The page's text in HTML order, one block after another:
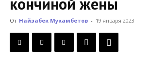
От Найзабек Мукамбетов - 19 января 2023